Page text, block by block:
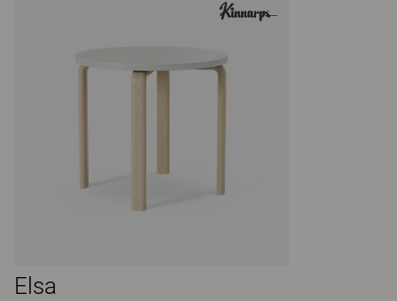
Elsa